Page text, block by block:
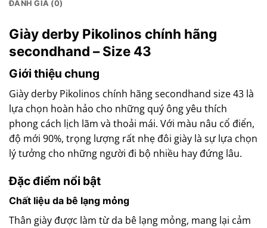
ĐÁNH GIÁ (0)
Giày derby Pikolinos chính hãng
secondhand – Size 43
Giới thiệu chung
Giày derby Pikolinos chính hãng secondhand size 43 là
lựa chọn hoàn hảo cho những quý ông yêu thích
phong cách lịch lãm và thoải mái. Với màu nâu cổ điển,
độ mới 90%, trọng lượng rất nhẹ đôi giày là sự lựa chọn
lý tưởng cho những người đi bộ nhiều hay đứng lâu.
Đặc điểm nổi bật
Chất liệu da bê lạng mỏng
Thân giày được làm từ da bê lạng mỏng, mang lại cảm